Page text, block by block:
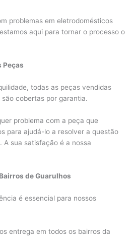
problemas em eletrodomésticos
aqui para tornar o processo o
Peças
todas as peças vendidas
cobertas por garantia.
problema com a peça que
para ajudá-lo a resolver a questão
A sua satisfação é a nossa
de Guarulhos
é essencial para nossos
entrega em todos os bairros da